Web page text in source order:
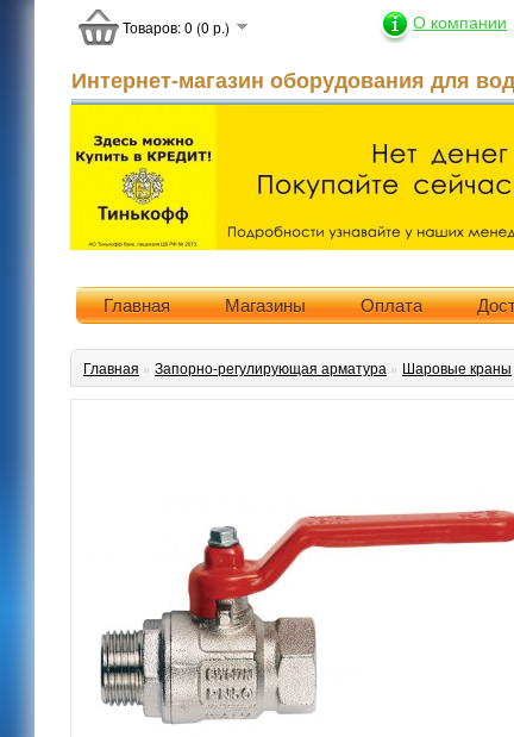
О компании
Интернет-магазин оборудования для
Товаров: 0 (0 р.)
Главная Магазины Оплата
Главная » Запорно-регулирующая арматура » Шаровые краны